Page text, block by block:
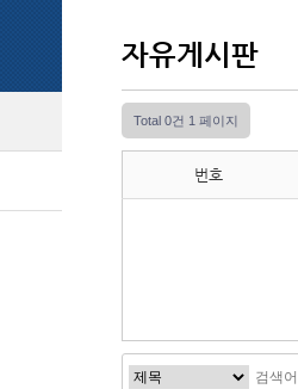
자유게시판
Total 0건 1 페이지
번호